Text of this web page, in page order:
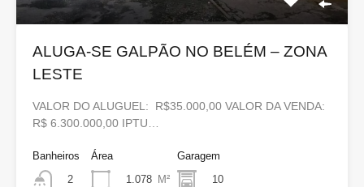
ALUGA-SE GALPÃO NO BELÉM – ZONA
LESTE
VALOR DO ALUGUEL: R$35.000,00 VALOR DA VENDA:
R$ 6.300.000,00 IPTU…
Banheiros
2
Área
1.078 M²
Garagem
10